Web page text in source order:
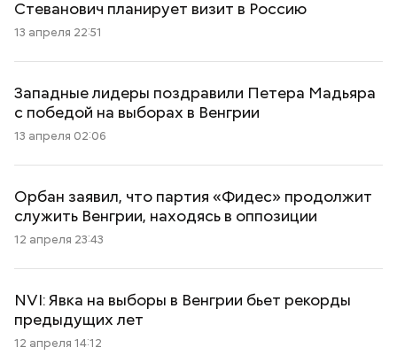
Стеванович планирует визит в Россию
13 апреля 22:51
Западные лидеры поздравили Петера Мадьяра
с победой на выборах в Венгрии
13 апреля 02:06
Орбан заявил, что партия «Фидес» продолжит
служить Венгрии, находясь в оппозиции
12 апреля 23:43
NVI: Явка на выборы в Венгрии бьет рекорды
предыдущих лет
12 апреля 14:12